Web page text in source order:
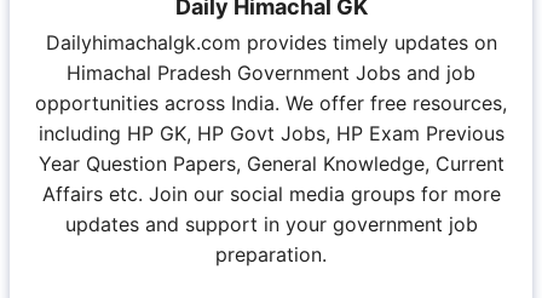
Daily Himachal GK
Dailyhimachalgk.com provides timely updates on
Himachal Pradesh Government Jobs and job
opportunities across India. We offer free resources,
including HP GK, HP Govt Jobs, HP Exam Previous
Year Question Papers, General Knowledge, Current
Affairs etc. Join our social media groups for more
updates and support in your government job
preparation.